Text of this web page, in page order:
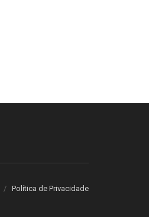
Política de Privacidade